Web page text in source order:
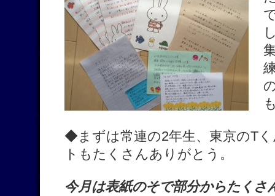
◆まずは常連の2年生、東京のT
トもたくさんありがとう。
今月は表紙のそで部分からたくさ